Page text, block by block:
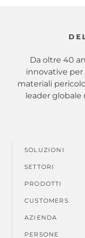
Da oltre 40
innovative per
materiali
leader globale
Menu
di
piè
di
SOLUZIONI
SETTORI
PRODOTTI
CUSTOMERS
AZIENDA
PERSONE